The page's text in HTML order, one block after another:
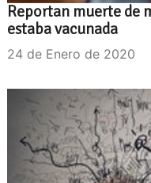
Reportan muerte de
estaba vacunada
24 de Enero de 2020